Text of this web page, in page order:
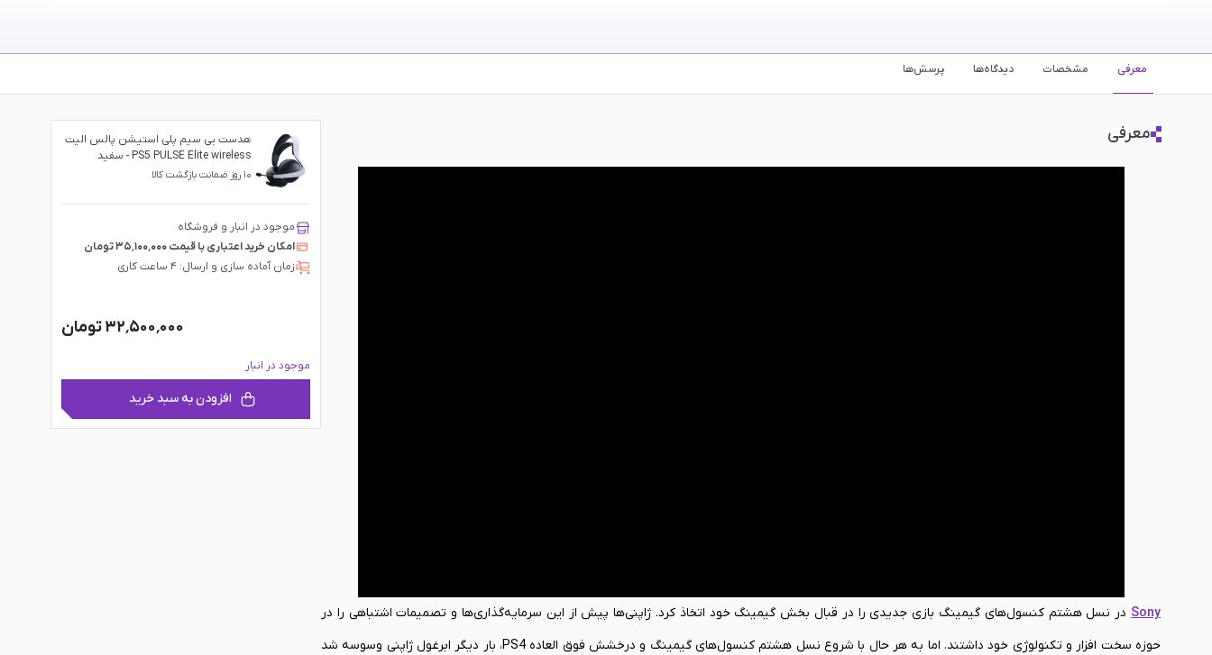
معرفی مشخصات دیدگاه‌ها پرسش‌ها
معرفی
Sonyدر نسل هشتم کنسول‌های گیمینگ بازی جدیدی را در قبال بخش گیمینگ خود اتخاذ کرد. ژاپنی‌ها پیش از این سرمایه‌گذاری‌ها و تصمیمات اشتباهی را در
حوزه سخت افزار و تکنولوژی خود داشتند. اما به هر حال با شروع نسل هشتم کنسول‌های گیمینگ و درخشش فوق العاده PS4، بار دیگر ابرغول ژاپنی وسوسه شد
هدست بی سیم پلی استیشن پالس الیت
PS5 PULSE Elite wireless - سفید
۱۰ روز ضمانت بازگشت کالا
موجود در انبار و فروشگاه
امکان خرید اعتباری با قیمت ۳۵٬۱۰۰٬۰۰۰ تومان
زمان آماده سازی و ارسال: ۴ ساعت کاری
۳۲٬۵۰۰٬۰۰۰ تومان
موجود در انبار
افزودن به سبد خرید